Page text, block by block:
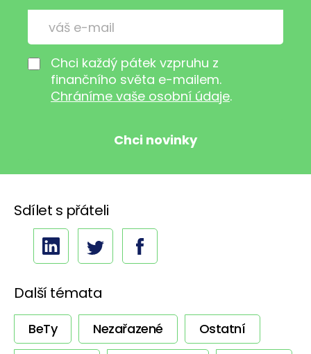
Chci každý pátek vzpruhu z
finančního světa e-mailem.
Chráníme vaše osobní údaje.
Sdílet s přáteli
Další témata
BeTy Nezařazené
Ostatní